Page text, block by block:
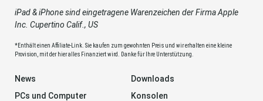
iPad & iPhone sind eingetragene Warenzeichen der Firma Apple
Inc. Cupertino Calif., US
*Enthält einen Affiliate-Link. Sie kaufen zum gewohnten Preis und wir erhalten eine kleine
Provision, mit der hier alles Finanziert wird. Danke für Ihre Unterstützung.
News
Downloads
PCs und Computer
Konsolen